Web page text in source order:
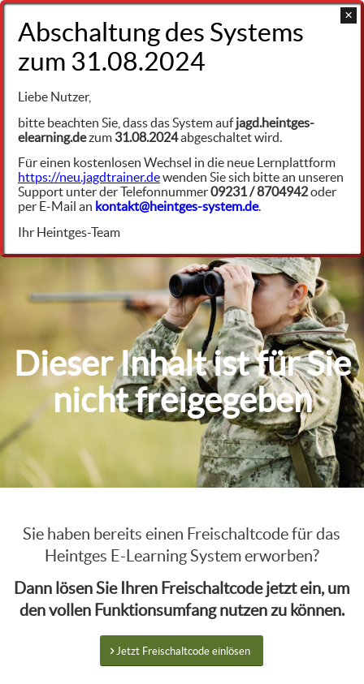
+49 9231 961342
Jagdausübungsrecht
jrby26944
Erläuterungen: Jagdrecht und
Jagdausübungsrecht
Dieser Inhalt ist für Sie
nicht freigegeben
Sie haben bereits einen Freischaltcode für das
Heintges E-Learning System erworben?
Dann lösen Sie Ihren Freischaltcode jetzt ein, um
den vollen Funktionsumfang nutzen zu können.
Jetzt Freischaltcode einlösen
Liebe Nutzer,
bitte beachten Sie, dass das System aufjagd.heintges-
elearning.dezum 31.08.2024abgeschaltet wird.
Für einen kostenlosen Wechsel in die neue Lernplattform
https://neu.jagdtrainer.dewenden Sie sich bitte an unseren
Support unter der Telefonnummer09231 / 8704942oder
per E-Mail an kontakt@heintges-system.de.
Ihr Heintges-Team